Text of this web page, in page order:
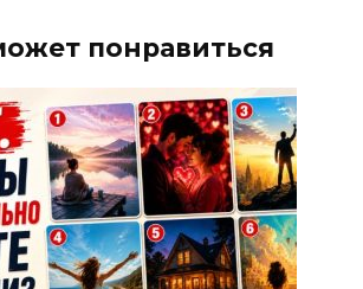
понравиться